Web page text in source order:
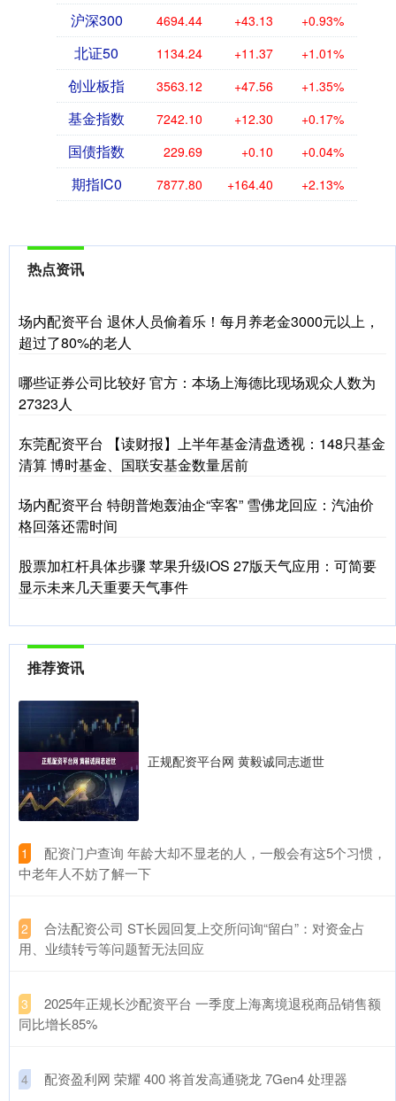
沪深300 4694.44 +43.13 +0.93%
北证50 1134.24 +11.37 +1.01%
创业板指 3563.12 +47.56 +1.35%
基金指数 7242.10 +12.30 +0.17%
国债指数 229.69 +0.10 +0.04%
期指IC0 7877.80 +164.40 +2.13%
热点资讯
场内配资平台 退休人员偷着乐！每月养老金3000元以上，
超过了80%的老人
哪些证券公司比较好 官方：本场上海德比现场观众人数为
27323人
东莞配资平台 【读财报】上半年基金清盘透视：148只基金
清算 博时基金、国联安基金数量居前
场内配资平台 特朗普炮轰油企“宰客” 雪佛龙回应：汽油价
格回落还需时间
股票加杠杆具体步骤 苹果升级iOS 27版天气应用：可简要
显示未来几天重要天气事件
推荐资讯
正规配资平台网 黄毅诚同志逝世
1
​配资门户查询 年龄大却不显老的人，一般会有这5个习惯，
中老年人不妨了解一下
2
​合法配资公司 ST长园回复上交所问询“留白”：对资金占
用、业绩转亏等问题暂无法回应
3
​2025年正规长沙配资平台 一季度上海离境退税商品销售额
同比增长85%
4 ​配资盈利网 荣耀 400 将首发高通骁龙 7Gen4 处理器